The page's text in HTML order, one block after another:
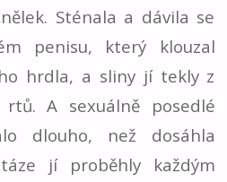
Sténala a dávila se
penisu, který klouzal
hrdla, a sliny jí tekly z
rtů. A sexuálně posedlé
dlouho, než dosáhla
jí proběhly každým